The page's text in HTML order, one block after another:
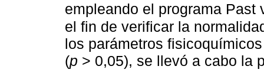
empleando el programa Past
el fin de verificar la
los parámetros
(p > 0,05), se llevó a cabo la